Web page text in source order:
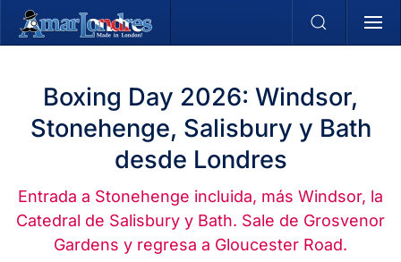
Skip to main content
Boxing Day 2026: Windsor,
Stonehenge, Salisbury y Bath
desde Londres
Entrada a Stonehenge incluida, más Windsor, la
Catedral de Salisbury y Bath. Sale de Grosvenor
Gardens y regresa a Gloucester Road.